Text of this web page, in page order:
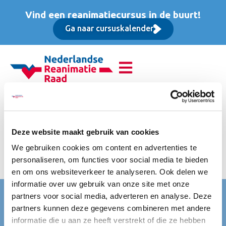
Deze website maakt gebruik van cookies
We gebruiken cookies om content en advertenties te
personaliseren, om functies voor social media te bieden
en om ons websiteverkeer te analyseren. Ook delen we
informatie over uw gebruik van onze site met onze
partners voor social media, adverteren en analyse. Deze
partners kunnen deze gegevens combineren met andere
informatie die u aan ze heeft verstrekt of die ze hebben
Vind een reanimatiecursus in de buurt!
Ga naar cursuskalender
Advanced Life Support
(ALS), Opfriscursus
incl. lesmateriaal in de vorm van een e-learning,
koffie/thee/fris, vlaai, lunch, parkeerkosten en accreditatie
Nederlandse Reanimatie Raad (NRR)
Mercatorlaan 1200